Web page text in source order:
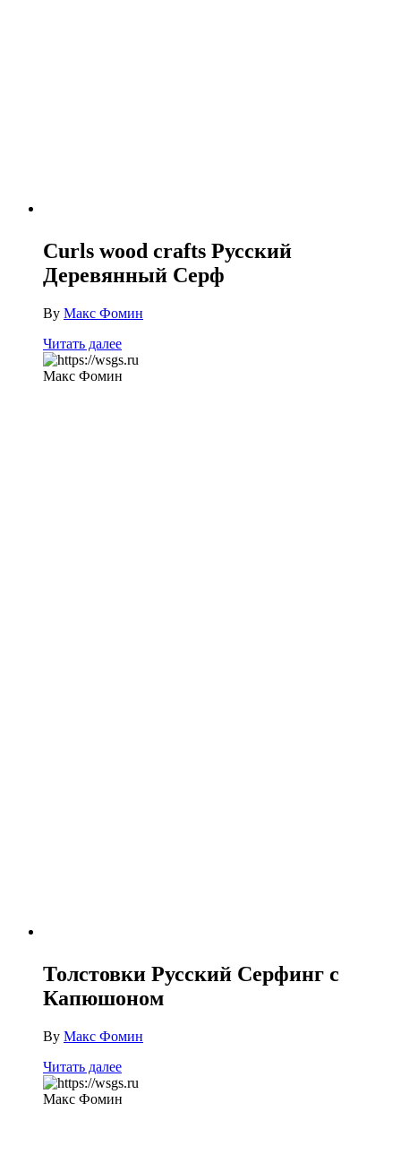
Curls wood crafts Русский
Деревянный Серф
By Макс Фомин
Читать далее
Макс Фомин
Толстовки Русский Серфинг с
Капюшоном
By Макс Фомин
Читать далее
Макс Фомин